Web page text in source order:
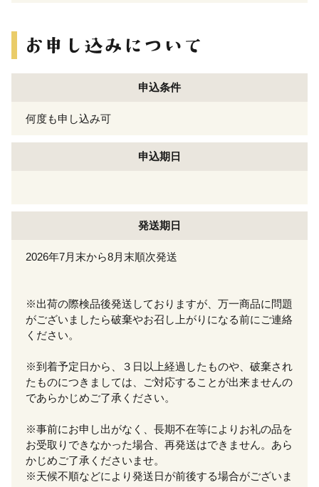
申込条件
何度も申し込み可
申込期日
発送期日
2026年7月末から8月末順次発送
※出荷の際検品後発送しておりますが、万一商品に問題
がございましたら破棄やお召し上がりになる前にご連絡
ください。
※到着予定日から、３日以上経過したものや、破棄され
たものにつきましては、ご対応することが出来ませんの
であらかじめご了承ください。
※事前にお申し出がなく、長期不在等によりお礼の品を
お受取りできなかった場合、再発送はできません。あら
かじめご了承くださいませ。
※天候不順などにより発送日が前後する場合がございま